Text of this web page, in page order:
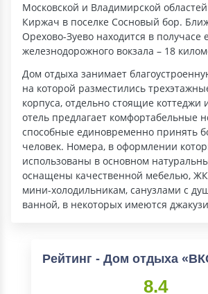
Московской и Владимирской
Киржач в поселке Сосновый бор.
Орехово-Зуево находится в получасе
железнодорожного вокзала – 18
Дом отдыха занимает
на которой разместились
корпуса, отдельно стоящие коттеджи
отель предлагает комфортабельные
способные единовременно принять
человек. Номера, в оформлении
использованы в основном
оснащены качественной мебелью,
мини-холодильникам, санузлами с
ванной, в некоторых имеются
Рейтинг - Дом отдыха
8.4